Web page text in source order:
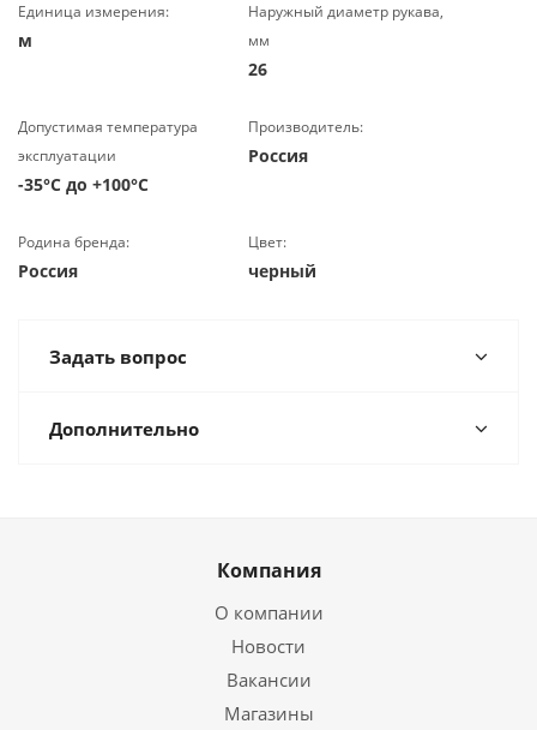
Единица измерения:
м
Наружный диаметр рукава,
мм
26
Допустимая температура
эксплуатации
-35°C до +100°C
Производитель:
Россия
Родина бренда:
Россия
Цвет:
черный
Задать вопрос
Дополнительно
Компания
О компании
Новости
Вакансии
Магазины